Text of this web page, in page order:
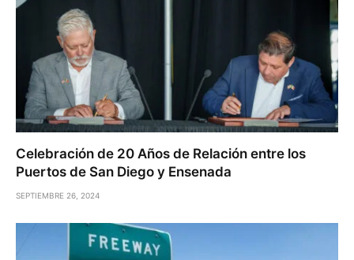
Celebración de 20 Años de Relación entre los
Puertos de San Diego y Ensenada
SEPTIEMBRE 26, 2024